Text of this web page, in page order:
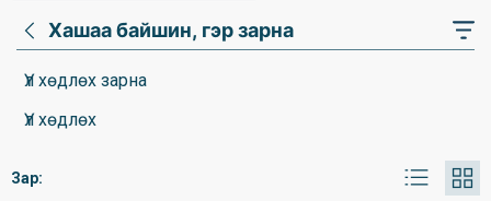
Хашаа байшин, гэр зарна
Үл хөдлөх зарна
Үл хөдлөх
Зар: